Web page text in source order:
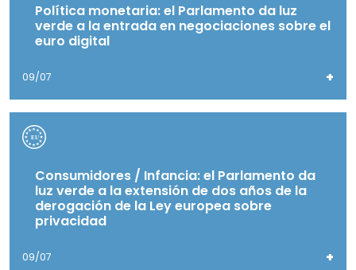
Política monetaria: el Parlamento da luz
verde a la entrada en negociaciones sobre el
euro digital
09/07 +
Consumidores / Infancia: el Parlamento da
luz verde a la extensión de dos años de la
derogación de la Ley europea sobre
privacidad
09/07 +